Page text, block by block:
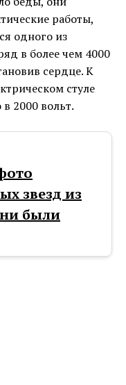
работы,
одного из
в более чем 4000
сердце. К
стуле
2000 вольт.
звезд из
были